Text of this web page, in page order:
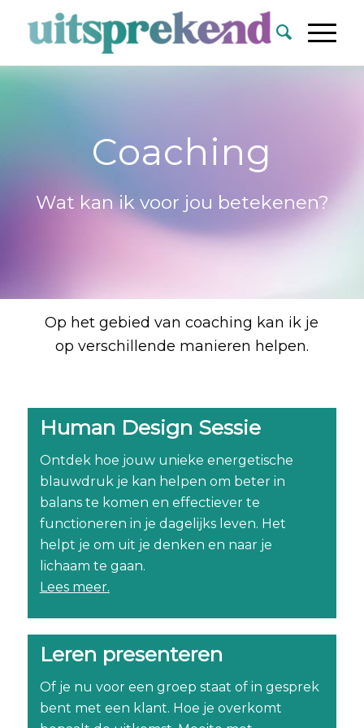
Coaching
Wat kan ik voor jou betekenen?
Op het gebied van coaching kan ik je
op verschillende manieren helpen.
Human Design Sessie
Ontdek hoe jouw unieke energetische
blauwdruk je kan helpen om beter in
balans te komen en effectiever te
functioneren in je dagelijks leven. Het
helpt je om uit je denken en naar je
lichaam te gaan.
Lees meer.
Leren presenteren
Of je nu voor een groep staat of in gesprek
bent met een klant. Hoe je overkomt